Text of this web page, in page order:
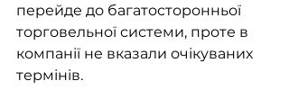
перейде до багатосторонньої
торговельної системи, проте в
компанії не вказали очікуваних
термінів.